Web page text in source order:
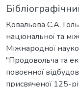
Ковальова С.А,
національної та
Міжнародної
"Продовольча та
повоєнної
присвяченої 125-